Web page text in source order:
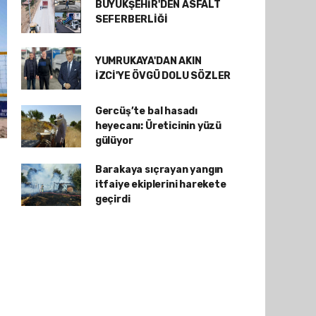
BÜYÜKŞEHİR'DEN ASFALT
SEFERBERLİĞİ
YUMRUKAYA'DAN AKIN
İZCİ'YE ÖVGÜ DOLU SÖZLER
Gercüş’te bal hasadı
heyecanı: Üreticinin yüzü
gülüyor
Barakaya sıçrayan yangın
itfaiye ekiplerini harekete
geçirdi